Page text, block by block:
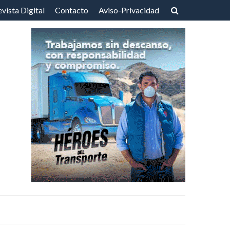
Digital Contacto Aviso-Privacidad